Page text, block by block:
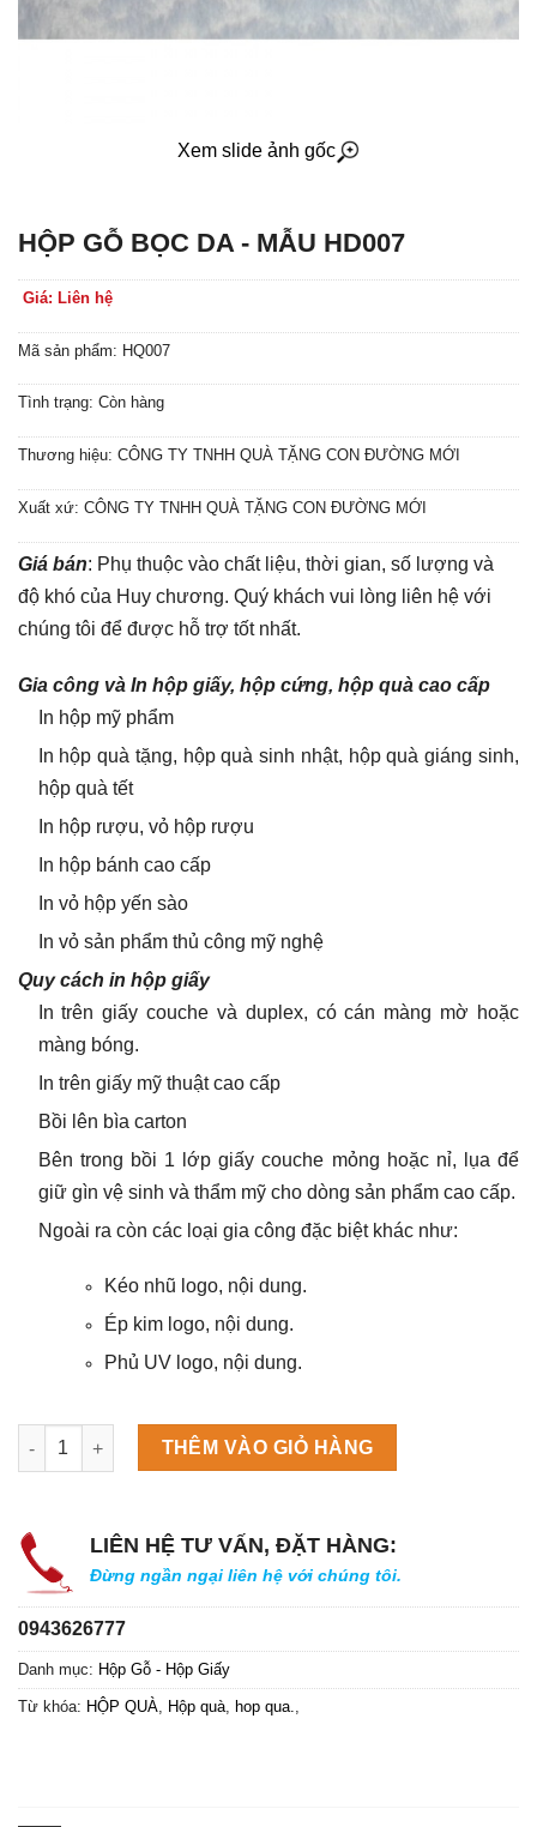
Xem slide ảnh gốc
HỘP GỖ BỌC DA - MẪU HD007
Giá: Liên hệ
Mã sản phẩm: HQ007
Tình trạng: Còn hàng
Thương hiệu: CÔNG TY TNHH QUÀ TẶNG CON ĐƯỜNG MỚI
Xuất xứ: CÔNG TY TNHH QUÀ TẶNG CON ĐƯỜNG MỚI
Giá bán: Phụ thuộc vào chất liệu, thời gian, số lượng và
độ khó của Huy chương. Quý khách vui lòng liên hệ với
chúng tôi để được hỗ trợ tốt nhất.
Gia công và In hộp giấy, hộp cứng, hộp quà cao cấp
In hộp mỹ phẩm
In hộp quà tặng, hộp quà sinh nhật, hộp quà giáng sinh,
hộp quà tết
In hộp rượu, vỏ hộp rượu
In hộp bánh cao cấp
In vỏ hộp yến sào
In vỏ sản phẩm thủ công mỹ nghệ
Quy cách in hộp giấy
In trên giấy couche và duplex, có cán màng mờ hoặc
màng bóng.
In trên giấy mỹ thuật cao cấp
Bồi lên bìa carton
Bên trong bồi 1 lớp giấy couche mỏng hoặc nỉ, lụa để
giữ gìn vệ sinh và thẩm mỹ cho dòng sản phẩm cao cấp.
Ngoài ra còn các loại gia công đặc biệt khác như:
Kéo nhũ logo, nội dung.
Ép kim logo, nội dung.
Phủ UV logo, nội dung.
Máy làm đá viên Scotsman NW458AS số lượng
THÊM VÀO GIỎ HÀNG
LIÊN HỆ TƯ VẤN, ĐẶT HÀNG:
Đừng ngần ngại liên hệ với chúng tôi.
0943626777
Danh mục: Hộp Gỗ - Hộp Giấy
Từ khóa: HỘP QUÀ Hộp quà hop qua.